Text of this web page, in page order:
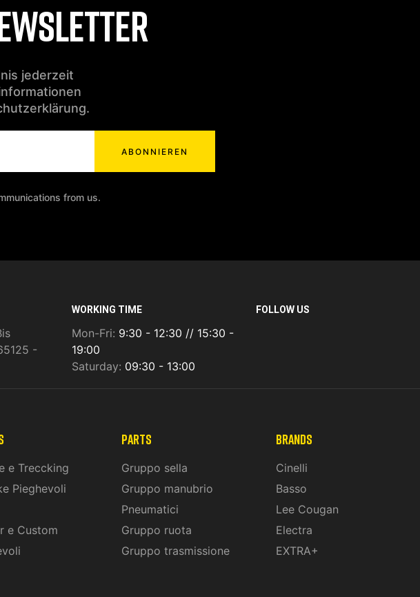
jederzeit
ABONNIEREN
from us.
-
WORKING TIME
Mon-Fri: 9:30 - 12:30 // 15:30 -
19:00
Saturday: 09:30 - 13:00
FOLLOW US
e Treccking
Pieghevoli
e Custom
PARTS
Gruppo sella
Gruppo manubrio
Pneumatici
Gruppo ruota
Gruppo trasmissione
BRANDS
Cinelli
Basso
Lee Cougan
Electra
EXTRA+